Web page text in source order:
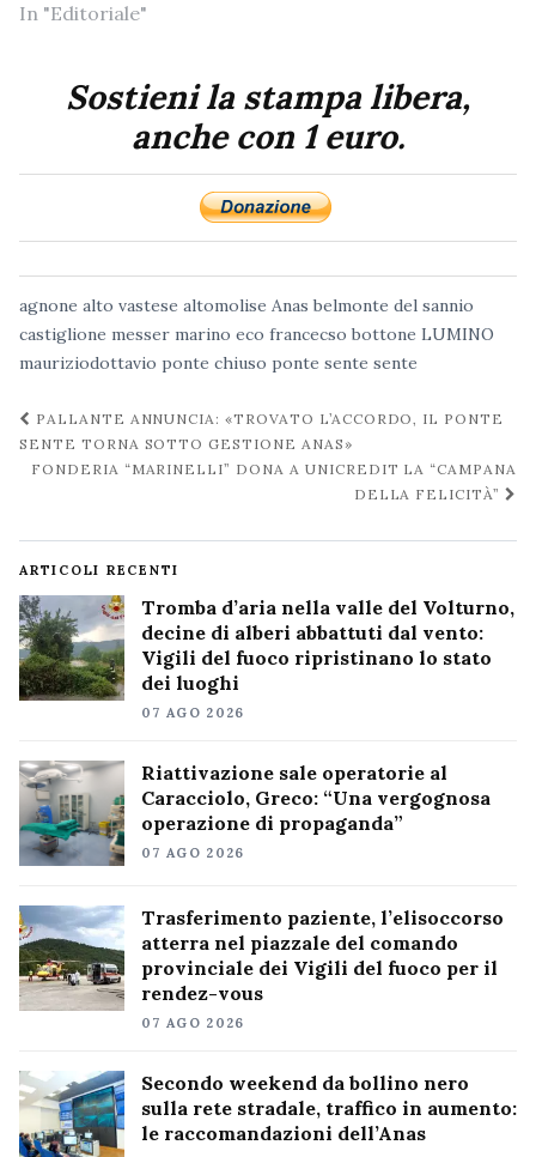
In "Editoriale"
Sostieni la stampa libera,
anche con 1 euro.
agnone alto vastese altomolise Anas belmonte del sannio
castiglione messer marino eco francecso bottone LUMINO
mauriziodottavio ponte chiuso ponte sente sente
Navigazione
post
PALLANTE ANNUNCIA: «TROVATO L’ACCORDO, IL PONTE
SENTE TORNA SOTTO GESTIONE ANAS»
FONDERIA “MARINELLI” DONA A UNICREDIT LA “CAMPANA
DELLA FELICITÀ”
ARTICOLI RECENTI
Tromba d’aria nella valle del Volturno,
decine di alberi abbattuti dal vento:
Vigili del fuoco ripristinano lo stato
dei luoghi
07 AGO 2026
Riattivazione sale operatorie al
Caracciolo, Greco: “Una vergognosa
operazione di propaganda”
07 AGO 2026
Trasferimento paziente, l’elisoccorso
atterra nel piazzale del comando
provinciale dei Vigili del fuoco per il
rendez-vous
07 AGO 2026
Secondo weekend da bollino nero
sulla rete stradale, traffico in aumento:
le raccomandazioni dell’Anas